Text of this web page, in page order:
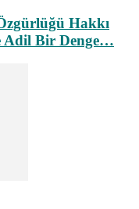
Hakkı
Adil Bir Denge…